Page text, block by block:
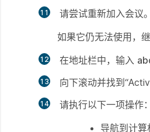
请尝试重新加入会议。
如果它仍无法使用，
在地址栏中，输入
向下滚动并找到
请执行以下一项操作：
导航到计算